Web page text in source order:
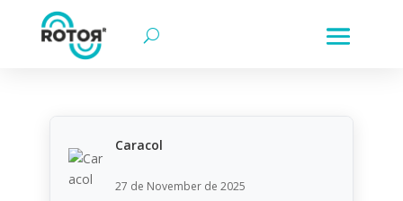
Caracol
27 de November de 2025